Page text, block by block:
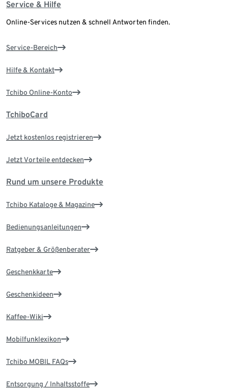
Service & Hilfe
Online-Services nutzen & schnell Antworten finden.
Service-Bereich
Hilfe & Kontakt
Tchibo Online-Konto
TchiboCard
Jetzt kostenlos registrieren
Jetzt Vorteile entdecken
Rund um unsere Produkte
Tchibo Kataloge & Magazine
Bedienungsanleitungen
Ratgeber & Größenberater
Geschenkkarte
Geschenkideen
Kaffee-Wiki
Mobilfunklexikon
Tchibo MOBIL FAQs
Entsorgung / Inhaltsstoffe